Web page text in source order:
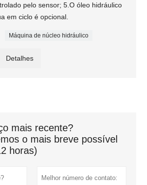
pelo sensor; 5.O óleo hidráulico
em ciclo é opcional.
Máquina de núcleo hidráulico
Detalhes
mais recente?
o mais breve possível
horas)